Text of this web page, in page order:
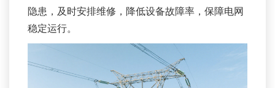
隐患，及时安排维修，降低设备故障率，保障电网
稳定运行。